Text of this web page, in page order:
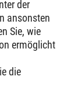
der
ansonsten
Sie, wie
ermöglicht
die